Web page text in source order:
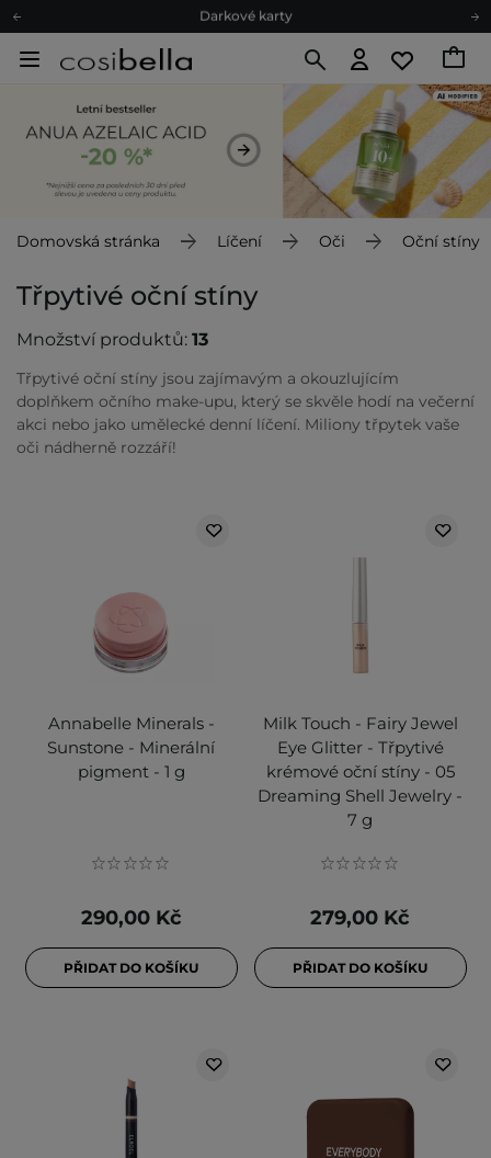
Ekologické balení
Doporučovací Program
Odeslání do 24 hod.
Darkové karty
Ekologické balení
Domovská stránka Líčení Oči Oční stíny
Třpytivé oční stíny
Množství produktů: 13
Třpytivé oční stíny jsou zajímavým a okouzlujícím
doplňkem očního make-upu, který se skvěle hodí na večerní
akci nebo jako umělecké denní líčení. Miliony třpytek vaše
oči nádherně rozzáří!
Annabelle Minerals -
Sunstone - Minerální
pigment - 1 g
290,00 Kč
PŘIDAT DO KOŠÍKU
Milk Touch - Fairy Jewel
Eye Glitter - Třpytivé
krémové oční stíny - 05
Dreaming Shell Jewelry -
7 g
279,00 Kč
PŘIDAT DO KOŠÍKU